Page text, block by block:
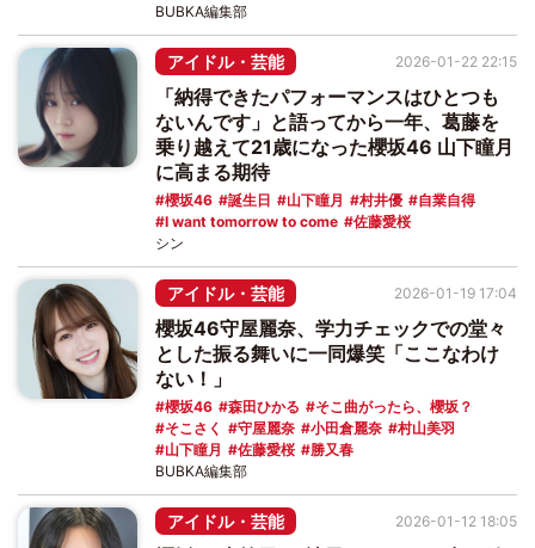
BUBKA編集部
アイドル・芸能
「納得できたパフォーマンスはひとつも
ないんです」と語ってから一年、葛藤を
乗り越えて21歳になった櫻坂46 山下瞳月
に高まる期待
櫻坂46 誕生日 山下瞳月 村井優
自業自得
I want tomorrow to come
佐藤愛桜
2026-01-22 22:15
シン
アイドル・芸能
櫻坂46守屋麗奈、学力チェックでの堂々
とした振る舞いに一同爆笑「ここなわけ
ない！」
櫻坂46 森田ひかる
そこ曲がったら、櫻坂？
そこさく
守屋麗奈 小田倉麗奈
村山美羽
山下瞳月
佐藤愛桜 勝又春
2026-01-19 17:04
BUBKA編集部
アイドル・芸能 2026-01-12 18:05